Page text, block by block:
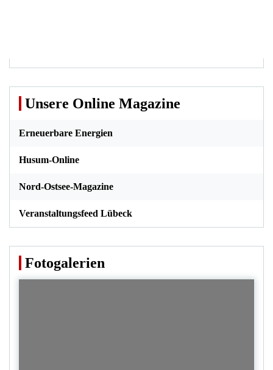
Unsere Online Magazine
Erneuerbare Energien
Husum-Online
Nord-Ostsee-Magazine
Veranstaltungsfeed Lübeck
Fotogalerien